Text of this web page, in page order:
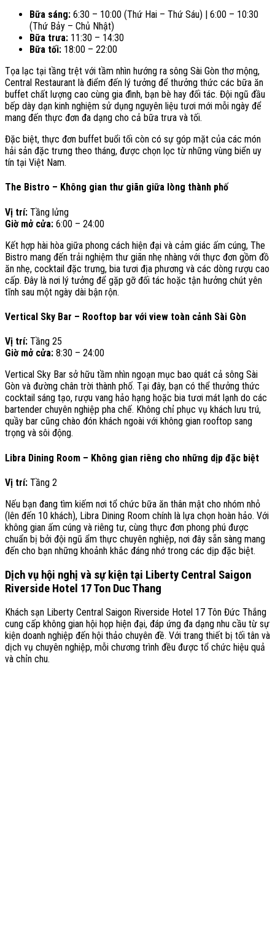
Bữa sáng: 6:30 – 10:00 (Thứ Hai – Thứ Sáu) | 6:00 – 10:30
(Thứ Bảy – Chủ Nhật)
Bữa trưa: 11:30 – 14:30
Bữa tối: 18:00 – 22:00
Tọa lạc tại tầng trệt với tầm nhìn hướng ra sông Sài Gòn thơ mộng,
Central Restaurant là điểm đến lý tưởng để thưởng thức các bữa ăn
buffet chất lượng cao cùng gia đình, bạn bè hay đối tác. Đội ngũ đầu
bếp dày dạn kinh nghiệm sử dụng nguyên liệu tươi mới mỗi ngày để
mang đến thực đơn đa dạng cho cả bữa trưa và tối.
Đặc biệt, thực đơn buffet buổi tối còn có sự góp mặt của các món
hải sản đặc trưng theo tháng, được chọn lọc từ những vùng biển uy
tín tại Việt Nam.
The Bistro – Không gian thư giãn giữa lòng thành phố
Vị trí: Tầng lửng
Giờ mở cửa: 6:00 – 24:00
Kết hợp hài hòa giữa phong cách hiện đại và cảm giác ấm cúng, The
Bistro mang đến trải nghiệm thư giãn nhẹ nhàng với thực đơn gồm đồ
ăn nhẹ, cocktail đặc trưng, bia tươi địa phương và các dòng rượu cao
cấp. Đây là nơi lý tưởng để gặp gỡ đối tác hoặc tận hưởng chút yên
tĩnh sau một ngày dài bận rộn.
Vertical Sky Bar – Rooftop bar với view toàn cảnh Sài Gòn
Vị trí: Tầng 25
Giờ mở cửa: 8:30 – 24:00
Vertical Sky Bar sở hữu tầm nhìn ngoạn mục bao quát cả sông Sài
Gòn và đường chân trời thành phố. Tại đây, bạn có thể thưởng thức
cocktail sáng tạo, rượu vang hảo hạng hoặc bia tươi mát lạnh do các
bartender chuyên nghiệp pha chế. Không chỉ phục vụ khách lưu trú,
quầy bar cũng chào đón khách ngoài với không gian rooftop sang
trọng và sôi động.
Libra Dining Room – Không gian riêng cho những dịp đặc biệt
Vị trí: Tầng 2
Nếu bạn đang tìm kiếm nơi tổ chức bữa ăn thân mật cho nhóm nhỏ
(lên đến 10 khách), Libra Dining Room chính là lựa chọn hoàn hảo. Với
không gian ấm cúng và riêng tư, cùng thực đơn phong phú được
chuẩn bị bởi đội ngũ ẩm thực chuyên nghiệp, nơi đây sẵn sàng mang
đến cho bạn những khoảnh khắc đáng nhớ trong các dịp đặc biệt.
Dịch vụ hội nghị và sự kiện tại Liberty Central Saigon
Riverside Hotel 17 Ton Duc Thang
Khách sạn Liberty Central Saigon Riverside Hotel 17 Tôn Đức Thắng
cung cấp không gian hội họp hiện đại, đáp ứng đa dạng nhu cầu từ sự
kiện doanh nghiệp đến hội thảo chuyên đề. Với trang thiết bị tối tân và
dịch vụ chuyên nghiệp, mỗi chương trình đều được tổ chức hiệu quả
và chỉn chu.